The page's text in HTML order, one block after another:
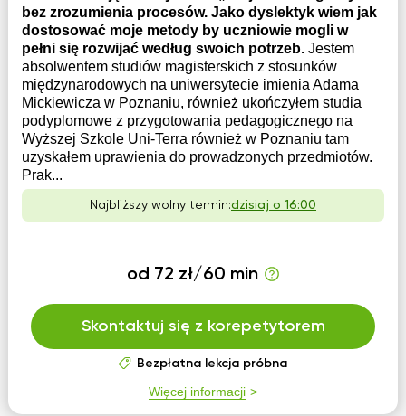
bez zrozumienia procesów. Jako dyslektyk wiem jak
dostosować moje metody by uczniowie mogli w
pełni się rozwijać według swoich potrzeb. Jestem
absolwentem studiów magisterskich z stosunków
międzynarodowych na uniwersytecie imienia Adama
Mickiewicza w Poznaniu, również ukończyłem studia
podyplomowe z przygotowania pedagogicznego na
Wyższej Szkole Uni-Terra również w Poznaniu tam
uzyskałem uprawienia do prowadzonych przedmiotów.
Prak...
Najbliższy wolny termin:dzisiaj o 16:00
od 72 zł/60 min
Skontaktuj się z korepetytorem
Bezpłatna lekcja próbna
Więcej informacji